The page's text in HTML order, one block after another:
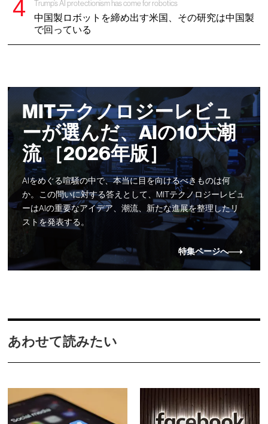
Trump’s AI protectionism has come for robotics
中国製ロボットを締め出す米国、その研究は中国製
で回っている
MITテクノロジーレビュ
ーが選んだ、AIの10大潮
流 ［2026年版］
AIをめぐる喧騒の中で、本当に目を向けるべきものは何
か。この問いに対する答えとして、MITテクノロジーレビュ
ーはAIの重要なアイデア、潮流、新たな進展を整理したリ
ストを発表する。
特集ページへ
あわせて読みたい